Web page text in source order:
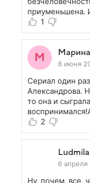
приуменьшена.
1
6 июня
Сериал один
Александрова.
то она и
2
6 апреля
Ну, почем, все,